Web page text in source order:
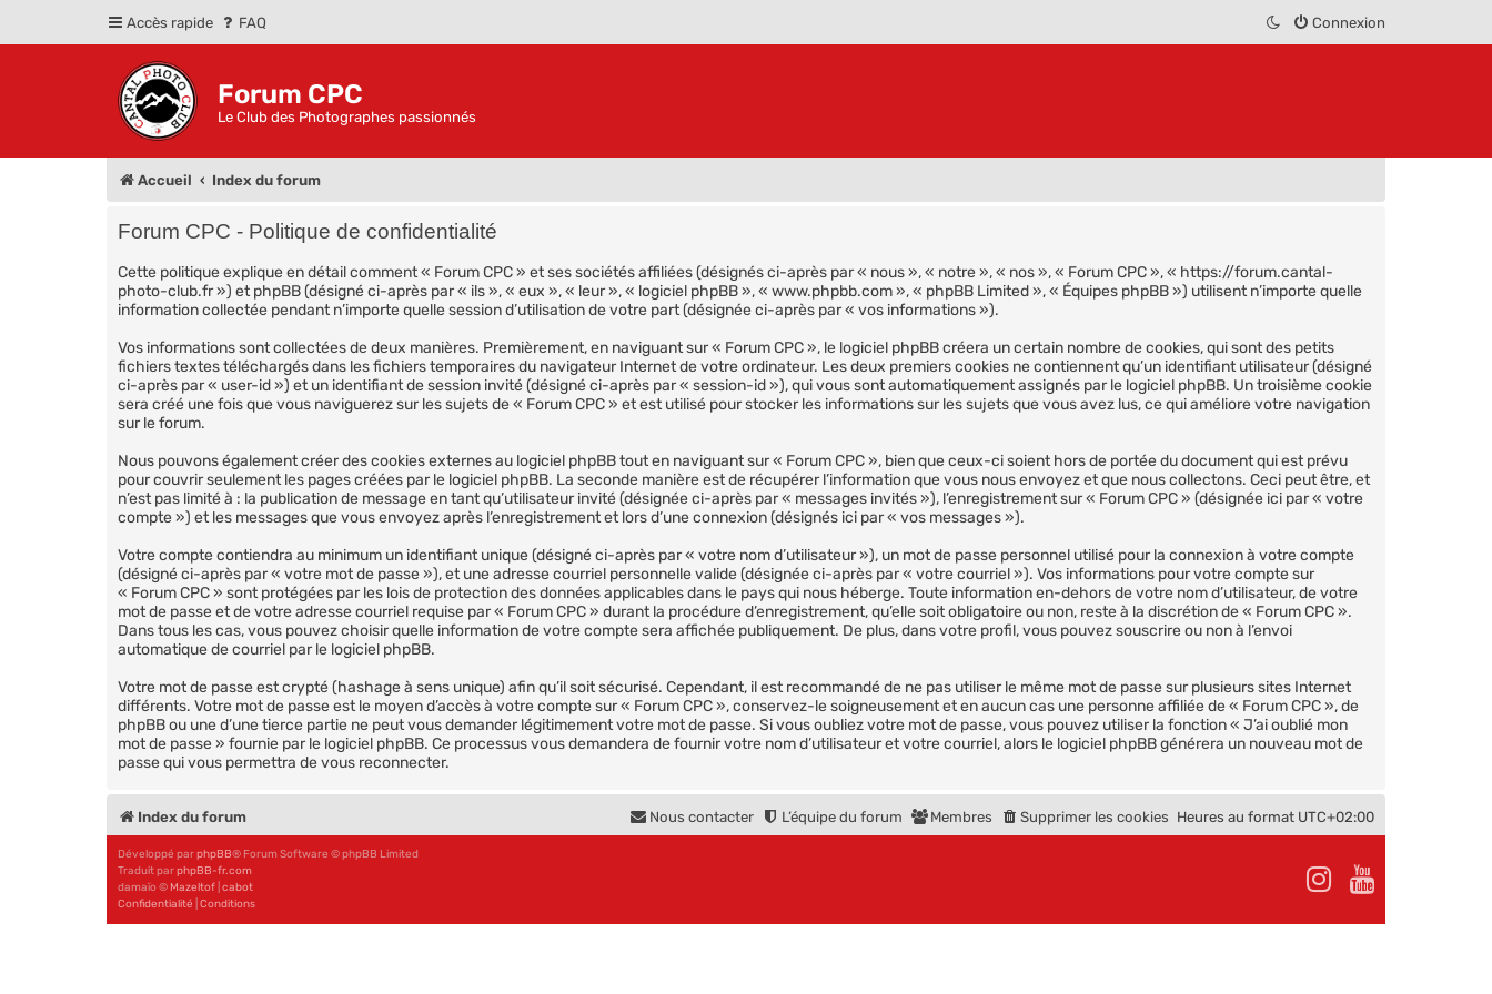
Accès rapide FAQ Connexion
Forum CPC
Le Club des Photographes passionnés
Accueil Index du forum
Forum CPC - Politique de confidentialité
Cette politique explique en détail comment « Forum CPC » et ses sociétés affiliées (désignés ci-après par « nous », « notre », « nos », « Forum CPC », « https://forum.cantal-
photo-club.fr ») et phpBB (désigné ci-après par « ils », « eux », « leur », « logiciel phpBB », « www.phpbb.com », « phpBB Limited », « Équipes phpBB ») utilisent n’importe quelle
information collectée pendant n’importe quelle session d’utilisation de votre part (désignée ci-après par « vos informations »).
Vos informations sont collectées de deux manières. Premièrement, en naviguant sur « Forum CPC », le logiciel phpBB créera un certain nombre de cookies, qui sont des petits
fichiers textes téléchargés dans les fichiers temporaires du navigateur Internet de votre ordinateur. Les deux premiers cookies ne contiennent qu’un identifiant utilisateur (désigné
ci-après par « user-id ») et un identifiant de session invité (désigné ci-après par « session-id »), qui vous sont automatiquement assignés par le logiciel phpBB. Un troisième cookie
sera créé une fois que vous naviguerez sur les sujets de « Forum CPC » et est utilisé pour stocker les informations sur les sujets que vous avez lus, ce qui améliore votre navigation
sur le forum.
Nous pouvons également créer des cookies externes au logiciel phpBB tout en naviguant sur « Forum CPC », bien que ceux-ci soient hors de portée du document qui est prévu
pour couvrir seulement les pages créées par le logiciel phpBB. La seconde manière est de récupérer l’information que vous nous envoyez et que nous collectons. Ceci peut être, et
n’est pas limité à : la publication de message en tant qu’utilisateur invité (désignée ci-après par « messages invités »), l’enregistrement sur « Forum CPC » (désignée ici par « votre
compte ») et les messages que vous envoyez après l’enregistrement et lors d’une connexion (désignés ici par « vos messages »).
Votre compte contiendra au minimum un identifiant unique (désigné ci-après par « votre nom d’utilisateur »), un mot de passe personnel utilisé pour la connexion à votre compte
(désigné ci-après par « votre mot de passe »), et une adresse courriel personnelle valide (désignée ci-après par « votre courriel »). Vos informations pour votre compte sur
« Forum CPC » sont protégées par les lois de protection des données applicables dans le pays qui nous héberge. Toute information en-dehors de votre nom d’utilisateur, de votre
mot de passe et de votre adresse courriel requise par « Forum CPC » durant la procédure d’enregistrement, qu’elle soit obligatoire ou non, reste à la discrétion de « Forum CPC ».
Dans tous les cas, vous pouvez choisir quelle information de votre compte sera affichée publiquement. De plus, dans votre profil, vous pouvez souscrire ou non à l’envoi
automatique de courriel par le logiciel phpBB.
Votre mot de passe est crypté (hashage à sens unique) afin qu’il soit sécurisé. Cependant, il est recommandé de ne pas utiliser le même mot de passe sur plusieurs sites Internet
différents. Votre mot de passe est le moyen d’accès à votre compte sur « Forum CPC », conservez-le soigneusement et en aucun cas une personne affiliée de « Forum CPC », de
phpBB ou une d’une tierce partie ne peut vous demander légitimement votre mot de passe. Si vous oubliez votre mot de passe, vous pouvez utiliser la fonction « J’ai oublié mon
mot de passe » fournie par le logiciel phpBB. Ce processus vous demandera de fournir votre nom d’utilisateur et votre courriel, alors le logiciel phpBB générera un nouveau mot de
passe qui vous permettra de vous reconnecter.
Index du forum Heures au format UTC+02:00
Supprimer les cookies
Membres
L’équipe du forum
Nous contacter
Développé parphpBB® Forum Software © phpBB Limited
Traduit parphpBB-fr.com
damaïo © Mazeltof cabot
Confidentialité Conditions